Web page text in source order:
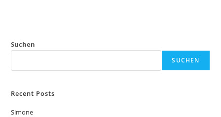
Suchen
SUCHEN
Recent Posts
Simone